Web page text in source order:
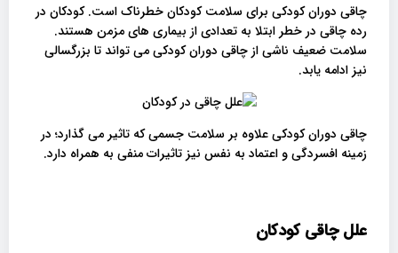
چاقی دوران کودکی برای سلامت کودکان خطرناک است. کودکان در
رده چاقی در خطر ابتلا به تعدادی از بیماری های مزمن هستند.
سلامت ضعیف ناشی از چاقی دوران کودکی می تواند تا بزرگسالی
نیز ادامه یابد.
چاقی دوران کودکی علاوه بر سلامت جسمی که تاثیر می گذارد؛ در
زمینه افسردگی و اعتماد به نفس نیز تاثیرات منفی به همراه دارد.
علل چاقی کودکان